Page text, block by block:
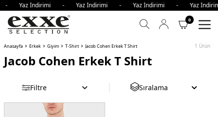
- Yaz İndirimi - Yaz İndirimi - Yaz İndirimi - Yaz
0
Anasayfa Erkek Giyim T-Shirt Jacob Cohen Erkek T Shirt 1 Ürün
Jacob Cohen Erkek T Shirt
Filtre Sıralama